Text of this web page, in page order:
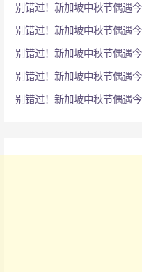
别错过！新加坡中秋节偶遇
别错过！新加坡中秋节偶遇
别错过！新加坡中秋节偶遇
别错过！新加坡中秋节偶遇
别错过！新加坡中秋节偶遇